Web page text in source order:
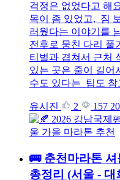
걱정은 없었다고 해
목이 좀 있었고, 짐
러웠다는 이야기를
전후로 뭉친 다리 풀
티벌과 겹쳐서 근처
있는 곳은 줄이 길어
수도 있다는 팁도
유시진 2 157
🚌 춘천마라톤
총정리 (서울 - 대